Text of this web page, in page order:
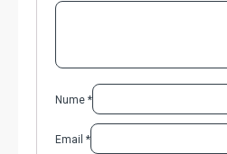
Nume *
Email *